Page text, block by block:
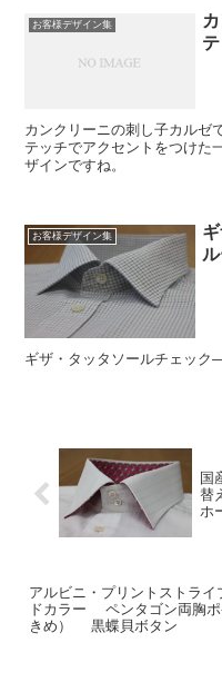
お客様デザイン集
カンクリーニの刺し子カルゼ
テッチでアクセントをつけた
ザインですね。
お客様デザイン集
ギザ・タッタソールチェッ
国
替
ホ
アルビニ・プリントストラ
ドカラー ペンタゴン両胸ポ
きめ） 黒蝶貝ボタン